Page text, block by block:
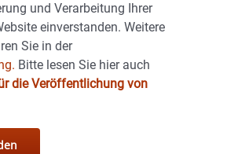
und Verarbeitung Ihrer
einverstanden. Weitere
Sie in der
Bitte lesen Sie hier auch
die Veröffentlichung von